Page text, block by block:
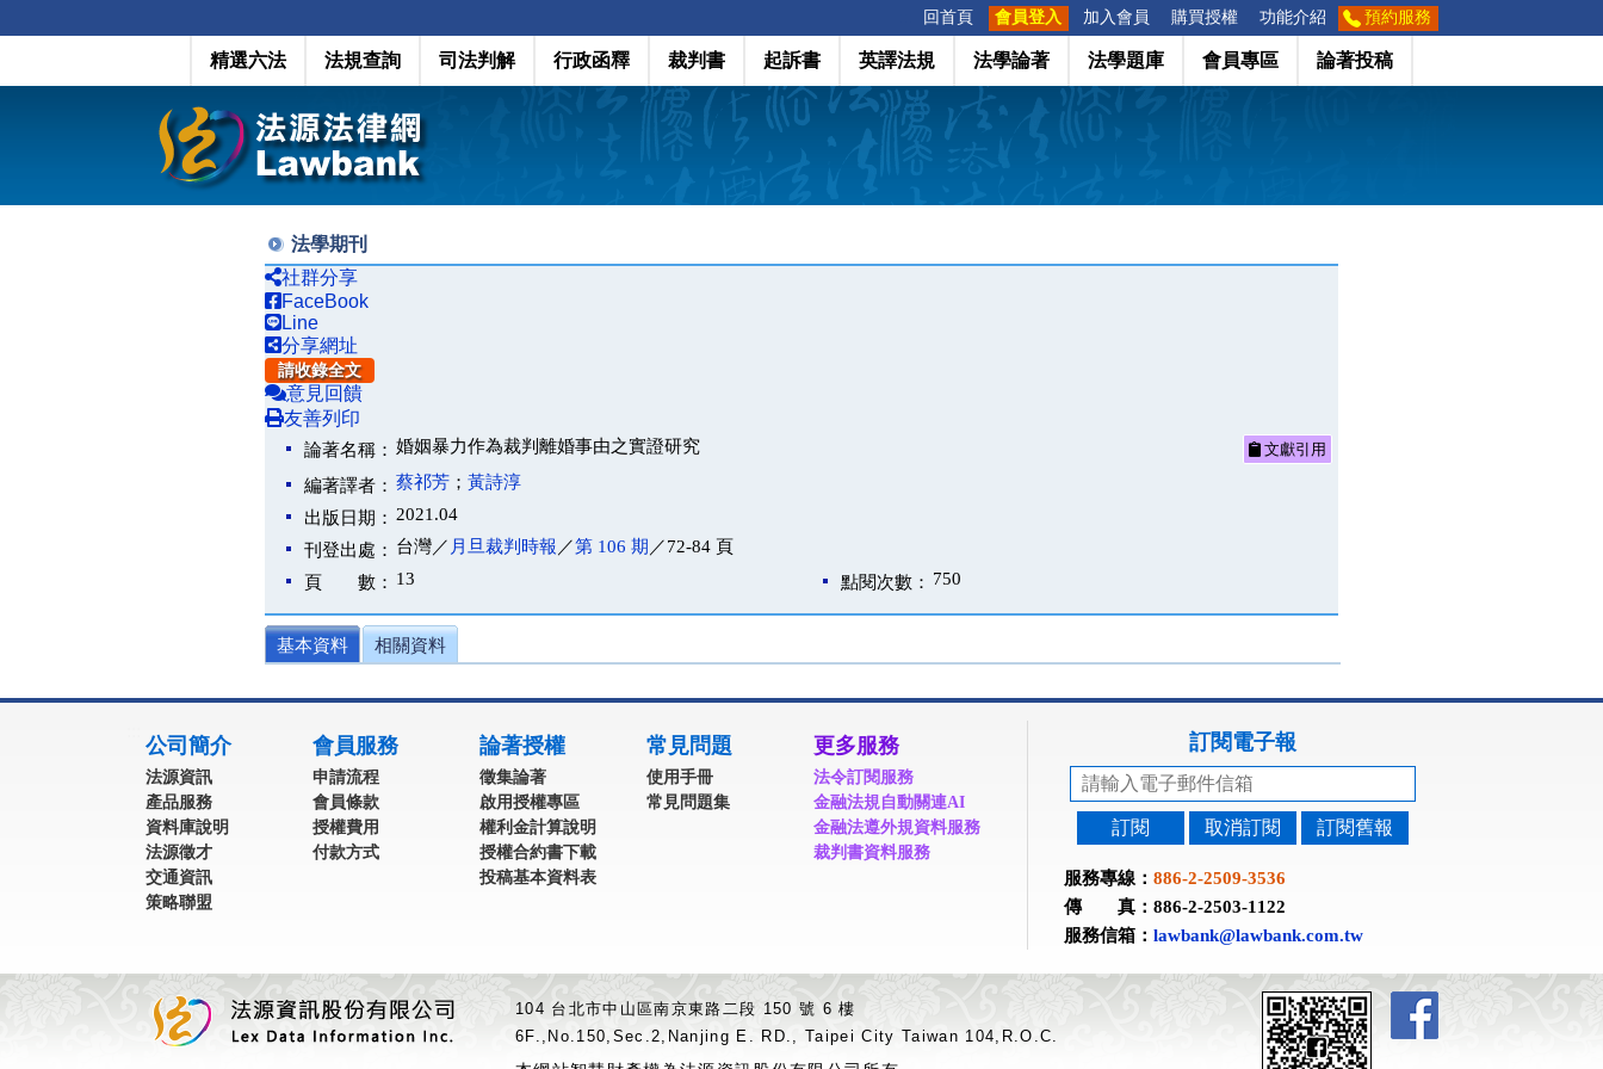
回首頁 會員登入 加入會員 購買授權 功能介紹 預約服務
精選六法 法規查詢 司法判解 行政函釋 裁判書 起訴書 英譯法規 法學論著 法學題庫 會員專區 論著投稿
法學期刊
社群分享
FaceBook
Line
分享網址
請收錄全文
意見回饋
友善列印
論著名稱： 婚姻暴力作為裁判離婚事由之實證研究 文獻引用
編著譯者： 蔡祁芳 ； 黃詩淳
出版日期： 2021.04
刊登出處： 台灣／ 月旦裁判時報 ／第 106 期 ／72-84 頁
頁 數： 13 點閱次數： 750
基本資料 相關資料
公司簡介
法源資訊
產品服務
資料庫說明
法源徵才
交通資訊
策略聯盟
會員服務
申請流程
會員條款
授權費用
付款方式
論著授權
徵集論著
啟用授權專區
權利金計算說明
授權合約書下載
投稿基本資料表
常見問題
使用手冊
常見問題集
更多服務
法令訂閱服務
金融法規自動關連AI
金融法遵外規資料服務
裁判書資料服務
訂閱電子報
訂閱 取消訂閱 訂閱舊報
服務專線： 886-2-2509-3536
傳 真：886-2-2503-1122
服務信箱： lawbank@lawbank.com.tw
104 台北市中山區南京東路二段 150 號 6 樓
6F.,No.150,Sec.2,Nanjing E. RD., Taipei City Taiwan 104,R.O.C.